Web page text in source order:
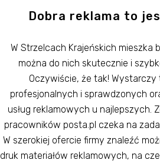
Dobra reklama to
W Strzelcach Krajeńskich mieszka
można do nich skutecznie i
Oczywiście, że tak!
profesjonalnych i sprawdzonych
usług reklamowych u najlepszych.
pracowników posta.pl czeka na
W szerokiej ofercie firmy znaleźć
druk materiałów reklamowych, na